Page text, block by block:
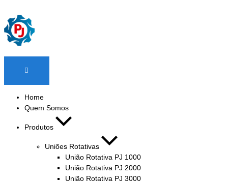
Home
Quem Somos
Produtos
Uniões Rotativas
União Rotativa PJ 1000
União Rotativa PJ 2000
União Rotativa PJ 3000